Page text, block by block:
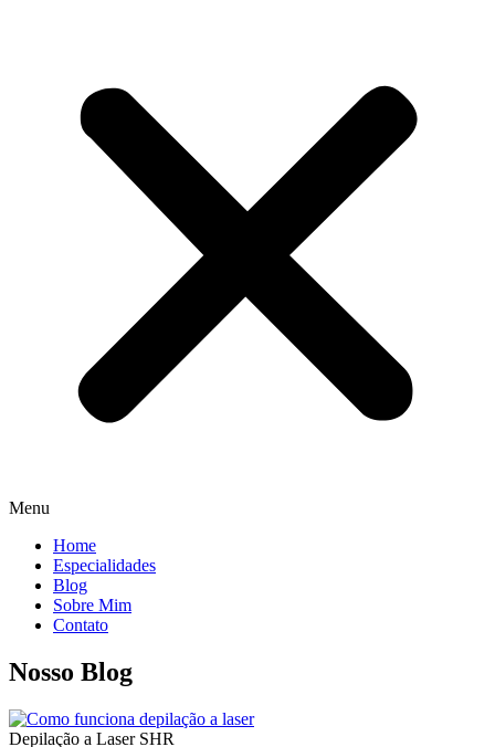
Menu
Home
Especialidades
Blog
Sobre Mim
Contato
Nosso Blog
Depilação a Laser SHR